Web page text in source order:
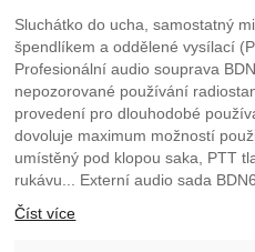
Sluchátko do ucha, samostatný
špendlíkem a oddělené vysílací
Profesionální audio souprava
nepozorované používání
provedení pro dlouhodobé
dovoluje maximum možností
umístěný pod klopou saka, PTT
rukávu... Externí audio sada
Číst více